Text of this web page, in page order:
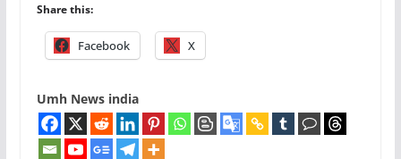
Share this:
Facebook X
Umh News india